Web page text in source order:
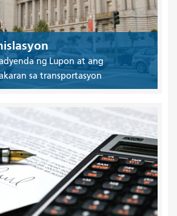
ng Lupon at ang
sa transportasyon